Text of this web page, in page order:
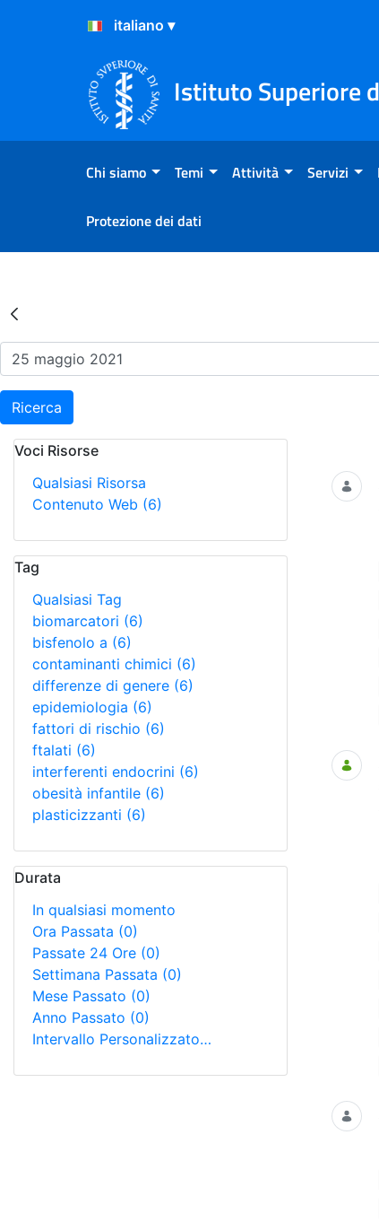
Salta al Contenuto
Salta al Footer
Istituto Superiore
Chi siamo Temi Attività Servizi
Protezione dei dati
Risultati della Ricerca -
Ricerca
Voci Risorse
Qualsiasi Risorsa
Contenuto Web (6)
Tag
Qualsiasi Tag
biomarcatori (6)
bisfenolo a (6)
contaminanti chimici (6)
differenze di genere (6)
epidemiologia (6)
fattori di rischio (6)
ftalati (6)
interferenti endocrini (6)
obesità infantile (6)
plasticizzanti (6)
Durata
In qualsiasi momento
Ora Passata (0)
Passate 24 Ore (0)
Settimana Passata (0)
Mese Passato (0)
Anno Passato (0)
Intervallo Personalizzato…
Ricerca